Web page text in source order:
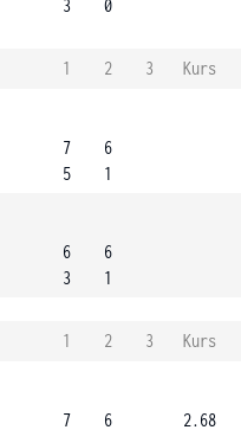
3
0
1 2 3
Kurs
7
5
6
1
6
3
6
1
1 2 3
Kurs
7
6
2.68